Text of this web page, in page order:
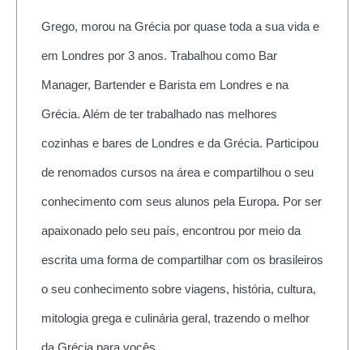
Grego, morou na Grécia por quase toda a sua vida e
em Londres por 3 anos. Trabalhou como Bar
Manager, Bartender e Barista em Londres e na
Grécia. Além de ter trabalhado nas melhores
cozinhas e bares de Londres e da Grécia. Participou
de renomados cursos na área e compartilhou o seu
conhecimento com seus alunos pela Europa. Por ser
apaixonado pelo seu país, encontrou por meio da
escrita uma forma de compartilhar com os brasileiros
o seu conhecimento sobre viagens, história, cultura,
mitologia grega e culinária geral, trazendo o melhor
da Grécia para vocês.